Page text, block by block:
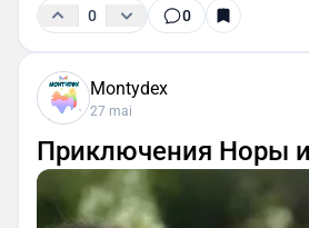
0 0
Montydex
27 mai
Приключения Норы